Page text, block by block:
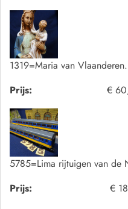
1319=Maria van Vlaanderen.
Prijs:
€
5785=Lima rijtuigen van de
Prijs:
€